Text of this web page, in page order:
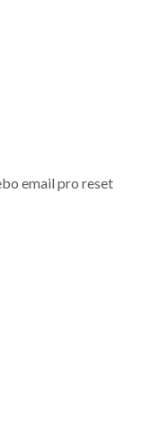
email pro reset